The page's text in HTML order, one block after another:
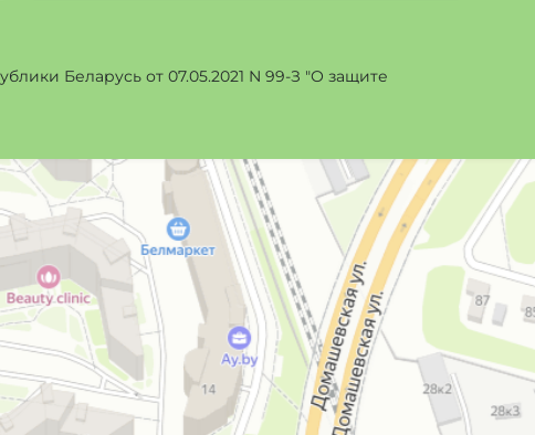
Беларусь от 07.05.2021 N 99-З "О защите